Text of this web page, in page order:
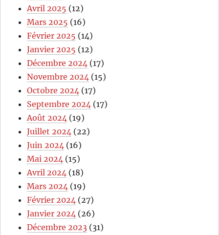
Avril 2025 (12)
Mars 2025 (16)
Février 2025 (14)
Janvier 2025 (12)
Décembre 2024 (17)
Novembre 2024 (15)
Octobre 2024 (17)
Septembre 2024 (17)
Août 2024 (19)
Juillet 2024 (22)
Juin 2024 (16)
Mai 2024 (15)
Avril 2024 (18)
Mars 2024 (19)
Février 2024 (27)
Janvier 2024 (26)
Décembre 2023 (31)